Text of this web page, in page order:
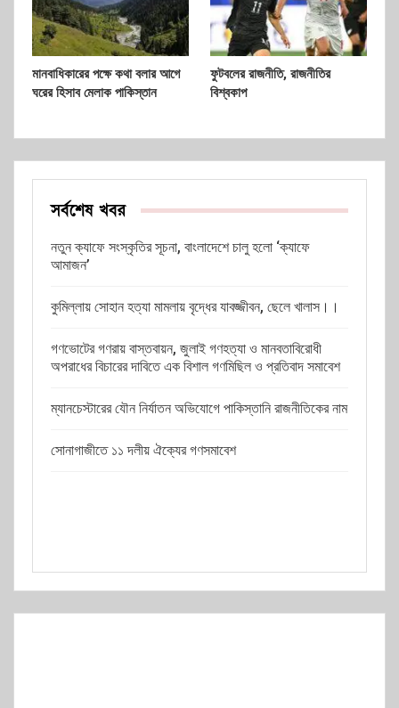
মানবাধিকারের পক্ষে কথা বলার আগে
ঘরের হিসাব মেলাক পাকিস্তান
ফুটবলের রাজনীতি, রাজনীতির
বিশ্বকাপ
সর্বশেষ খবর
নতুন ক্যাফে সংস্কৃতির সূচনা, বাংলাদেশে চালু হলো ‘ক্যাফে
আমাজন’
কুমিল্লায় সোহান হত্যা মামলায় বৃদ্ধের যাবজ্জীবন, ছেলে খালাস।।
গণভোটের গণরায় বাস্তবায়ন, জুলাই গণহত্যা ও মানবতাবিরোধী
অপরাধের বিচারের দাবিতে এক বিশাল গণমিছিল ও প্রতিবাদ সমাবেশ
ম্যানচেস্টারের যৌন নির্যাতন অভিযোগে পাকিস্তানি রাজনীতিকের নাম
সোনাগাজীতে ১১ দলীয় ঐক্যের গণসমাবেশ